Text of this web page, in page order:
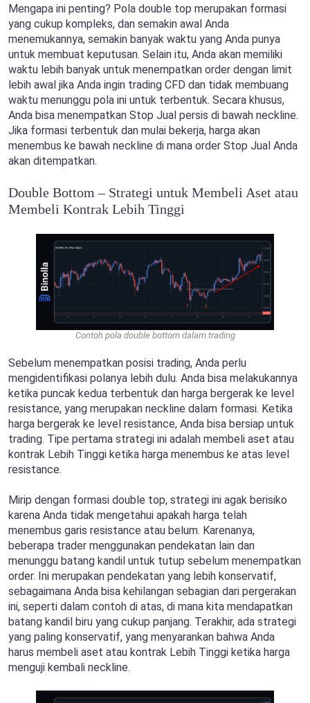
Mengapa ini penting? Pola double top merupakan formasi
yang cukup kompleks, dan semakin awal Anda
menemukannya, semakin banyak waktu yang Anda punya
untuk membuat keputusan. Selain itu, Anda akan memiliki
waktu lebih banyak untuk menempatkan order dengan limit
lebih awal jika Anda ingin trading CFD dan tidak membuang
waktu menunggu pola ini untuk terbentuk. Secara khusus,
Anda bisa menempatkan Stop Jual persis di bawah neckline.
Jika formasi terbentuk dan mulai bekerja, harga akan
menembus ke bawah neckline di mana order Stop Jual Anda
akan ditempatkan.
Double Bottom – Strategi untuk Membeli Aset atau
Membeli Kontrak Lebih Tinggi
Contoh pola double bottom dalam trading
Sebelum menempatkan posisi trading, Anda perlu
mengidentifikasi polanya lebih dulu. Anda bisa melakukannya
ketika puncak kedua terbentuk dan harga bergerak ke level
resistance, yang merupakan neckline dalam formasi. Ketika
harga bergerak ke level resistance, Anda bisa bersiap untuk
trading. Tipe pertama strategi ini adalah membeli aset atau
kontrak Lebih Tinggi ketika harga menembus ke atas level
resistance.
Mirip dengan formasi double top, strategi ini agak berisiko
karena Anda tidak mengetahui apakah harga telah
menembus garis resistance atau belum. Karenanya,
beberapa trader menggunakan pendekatan lain dan
menunggu batang kandil untuk tutup sebelum menempatkan
order. Ini merupakan pendekatan yang lebih konservatif,
sebagaimana Anda bisa kehilangan sebagian dari pergerakan
ini, seperti dalam contoh di atas, di mana kita mendapatkan
batang kandil biru yang cukup panjang. Terakhir, ada strategi
yang paling konservatif, yang menyarankan bahwa Anda
harus membeli aset atau kontrak Lebih Tinggi ketika harga
menguji kembali neckline.